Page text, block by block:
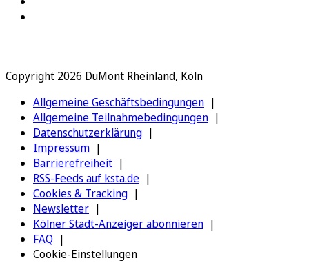
Copyright 2026 DuMont Rheinland, Köln
Allgemeine Geschäftsbedingungen
Allgemeine Teilnahmebedingungen
Datenschutzerklärung
Impressum
Barrierefreiheit
RSS-Feeds auf ksta.de
Cookies & Tracking
Newsletter
Kölner Stadt-Anzeiger abonnieren
FAQ
Cookie-Einstellungen